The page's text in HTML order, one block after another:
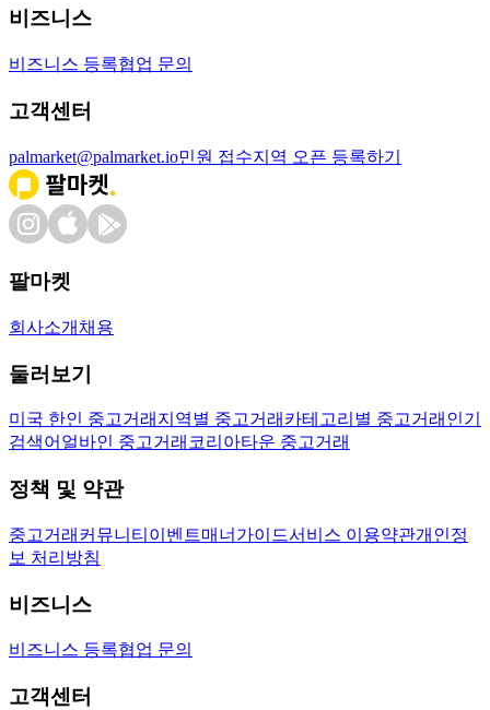
비즈니스
비즈니스 등록협업 문의
고객센터
palmarket@palmarket.io민원 접수지역 오픈 등록하기
팔마켓
회사소개 채용
둘러보기
미국 한인 중고거래 지역별 중고거래 카테고리별 중고거래 인기
검색어 얼바인 중고거래 코리아타운 중고거래
정책 및 약관
중고거래 커뮤니티 이벤트매너가이드서비스 이용약관개인정
보 처리방침
비즈니스
비즈니스 등록협업 문의
고객센터